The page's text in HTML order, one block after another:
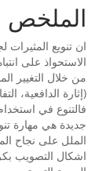
الملخص
ان تنويع المثيرات
الاستحواذ على
من خلال التغيير
(إثارة الدافعية،
فالتنوع في
جديدة هي مهارة
الملل على نجاح
اشكال التصويب